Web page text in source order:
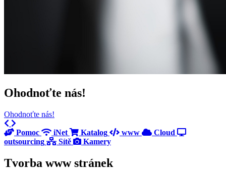
Ohodnoťte nás!
Ohodnoťte nás!
Previous
Pomoc
iNet Katalog www
Cloud
outsourcing
Sítě Kamery
Tvorba www stránek